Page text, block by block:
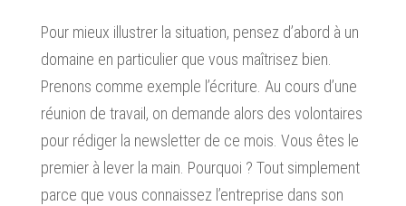
Pour mieux illustrer la situation, pensez d’abord à un
domaine en particulier que vous maîtrisez bien.
Prenons comme exemple l’écriture. Au cours d’une
réunion de travail, on demande alors des volontaires
pour rédiger la newsletter de ce mois. Vous êtes le
premier à lever la main. Pourquoi ? Tout simplement
parce que vous connaissez l’entreprise dans son